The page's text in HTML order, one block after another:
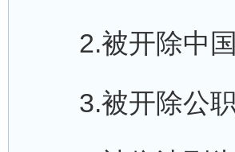
2.被开除中国
3.被开除公职